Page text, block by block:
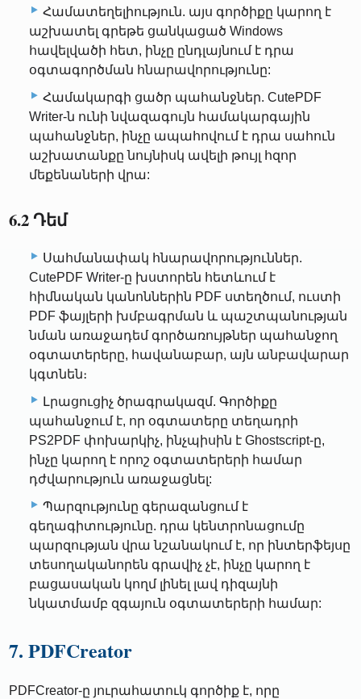
Համատեղելիություն. այս գործիքը կարող է
աշխատել գրեթե ցանկացած Windows
հավելվածի հետ, ինչը ընդլայնում է դրա
օգտագործման հնարավորությունը:
Համակարգի ցածր պահանջներ. CutePDF
Writer-ն ունի նվազագույն համակարգային
պահանջներ, ինչը ապահովում է դրա սահուն
աշխատանքը նույնիսկ ավելի թույլ հզոր
մեքենաների վրա:
6.2 Դեմ
Սահմանափակ հնարավորություններ.
CutePDF Writer-ը խստորեն հետևում է
հիմնական կանոններին PDF ստեղծում, ուստի
PDF ֆայլերի խմբագրման և պաշտպանության
նման առաջադեմ գործառույթներ պահանջող
օգտատերերը, հավանաբար, այն անբավարար
կգտնեն։
Լրացուցիչ ծրագրակազմ. Գործիքը
պահանջում է, որ օգտատերը տեղադրի
PS2PDF փոխարկիչ, ինչպիսին է Ghostscript-ը,
ինչը կարող է որոշ օգտատերերի համար
դժվարություն առաջացնել:
Պարզությունը գերազանցում է
գեղագիտությունը. դրա կենտրոնացումը
պարզության վրա նշանակում է, որ ինտերֆեյսը
տեսողականորեն գրավիչ չէ, ինչը կարող է
բացասական կողմ լինել լավ դիզայնի
նկատմամբ զգայուն օգտատերերի համար:
7. PDFCreator
PDFCreator-ը յուրահատուկ գործիք է, որը